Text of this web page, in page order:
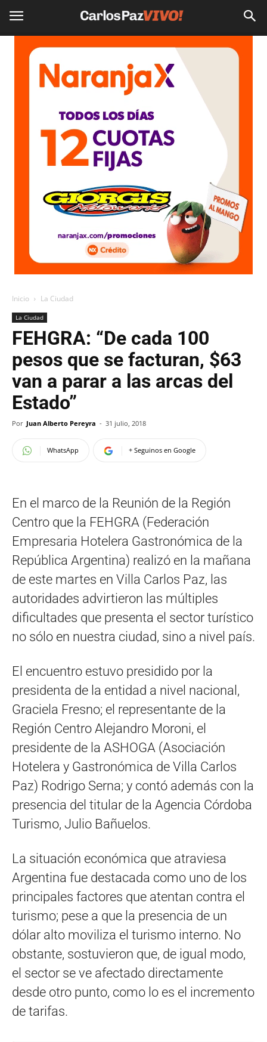
Inicio La Ciudad
La Ciudad
FEHGRA: “De cada 100
pesos que se facturan, $63
van a parar a las arcas del
Estado”
Por Juan Alberto Pereyra - 31 julio, 2018
WhatsApp + Seguinos en Google
En el marco de la Reunión de la Región
Centro que la FEHGRA (Federación
Empresaria Hotelera Gastronómica de la
República Argentina) realizó en la mañana
de este martes en Villa Carlos Paz, las
autoridades advirtieron las múltiples
dificultades que presenta el sector turístico
no sólo en nuestra ciudad, sino a nivel país.
El encuentro estuvo presidido por la
presidenta de la entidad a nivel nacional,
Graciela Fresno; el representante de la
Región Centro Alejandro Moroni, el
presidente de la ASHOGA (Asociación
Hotelera y Gastronómica de Villa Carlos
Paz) Rodrigo Serna; y contó además con la
presencia del titular de la Agencia Córdoba
Turismo, Julio Bañuelos.
La situación económica que atraviesa
Argentina fue destacada como uno de los
principales factores que atentan contra el
turismo; pese a que la presencia de un
dólar alto moviliza el turismo interno. No
obstante, sostuvieron que, de igual modo,
el sector se ve afectado directamente
desde otro punto, como lo es el incremento
de tarifas.